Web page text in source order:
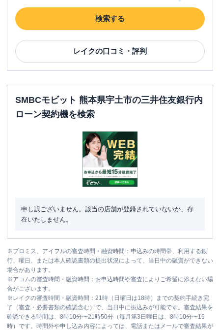
検索する
レイクの口コミ・評判
SMBCモビット 熊本県宇土市の三井住友銀行内
ローン契約機を検索
申し訳ございません。該当の店舗が登録されていないか、存
在いたしません。
※プロミス、アイフルの審査時間・融資時間：申込みの時間帯、利用する銀
行、曜日、または本人確認書類の提出状況によって、当日中の融資ができない
場合があります。
※アコムの審査時間・融資時間：お申込時間や審査によりご希望に添えない場
合がございます。
※ レイクの審査時間・融資時間：21時（日曜日は18時）までの契約手続き完
了（審査・必要書類の確認含む）で、当日中に振込みが可能です。審査結果を
確認できる時間は、8時10分〜21時50分（毎月第3日曜日は、8時10分〜19
時）です。時間外や申し込み内容によっては、電話またはメールで審査結果が